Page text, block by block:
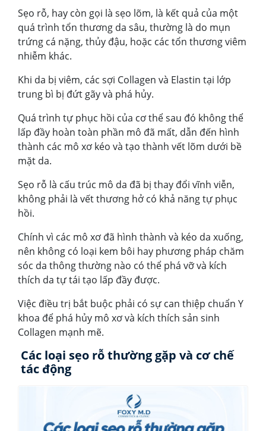
Sẹo rỗ, hay còn gọi là sẹo lõm, là kết quả của một
quá trình tổn thương da sâu, thường là do mụn
trứng cá nặng, thủy đậu, hoặc các tổn thương viêm
nhiễm khác.
Khi da bị viêm, các sợi Collagen và Elastin tại lớp
trung bì bị đứt gãy và phá hủy.
Quá trình tự phục hồi của cơ thể sau đó không thể
lấp đầy hoàn toàn phần mô đã mất, dẫn đến hình
thành các mô xơ kéo và tạo thành vết lõm dưới bề
mặt da.
Sẹo rỗ là cấu trúc mô da đã bị thay đổi vĩnh viễn,
không phải là vết thương hở có khả năng tự phục
hồi.
Chính vì các mô xơ đã hình thành và kéo da xuống,
nên không có loại kem bôi hay phương pháp chăm
sóc da thông thường nào có thể phá vỡ và kích
thích da tự tái tạo lấp đầy được.
Việc điều trị bắt buộc phải có sự can thiệp chuẩn Y
khoa để phá hủy mô xơ và kích thích sản sinh
Collagen mạnh mẽ.
Các loại sẹo rỗ thường gặp và cơ chế
tác động